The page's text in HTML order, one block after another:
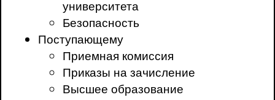
университета
Безопасность
Поступающему
Приемная комиссия
Приказы на зачисление
Высшее образование